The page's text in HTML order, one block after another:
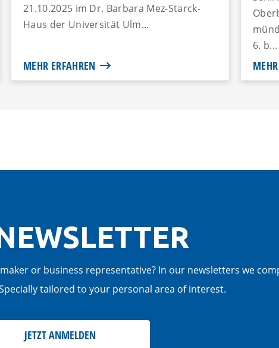
21.10.2025 im Dr. Barbara Mez-Starck-
Haus der Universität Ulm...
MEHR ERFAHREN
6. b...
or business representative? In our newsletters we
tailored to your personal area of interest.
JETZT ANMELDEN